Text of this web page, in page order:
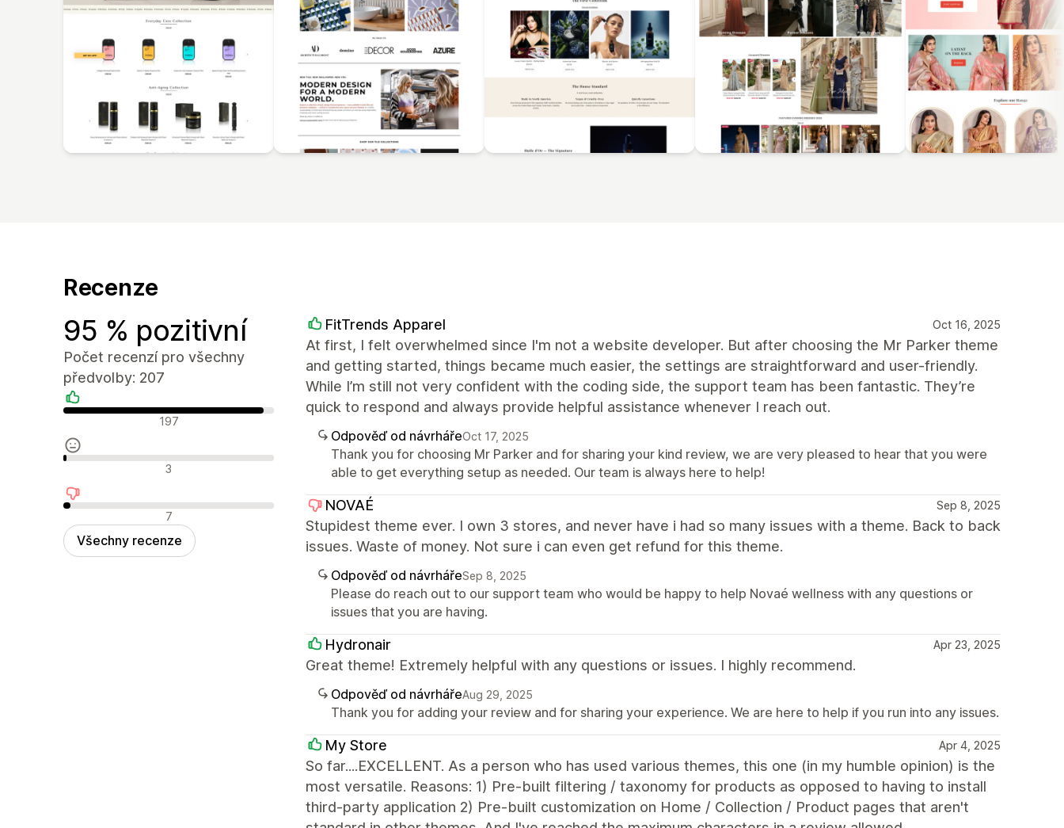
Recenze
95 % pozitivní
Počet recenzí pro všechny
předvolby: 207
Pozitivní recenze197
Neutrální recenze3
Negativní recenze7
Všechny recenze
FitTrends Apparel Oct 16, 2025
At first, I felt overwhelmed since I'm not a website developer. But after choosing the Mr Parker theme
and getting started, things became much easier, the settings are straightforward and user-friendly.
While I’m still not very confident with the coding side, the support team has been fantastic. They’re
quick to respond and always provide helpful assistance whenever I reach out.
Odpověď od návrhářeOct 17, 2025
Thank you for choosing Mr Parker and for sharing your kind review, we are very pleased to hear that you were
able to get everything setup as needed. Our team is always here to help!
NOVAÉ Sep 8, 2025
Stupidest theme ever. I own 3 stores, and never have i had so many issues with a theme. Back to back
issues. Waste of money. Not sure i can even get refund for this theme.
Odpověď od návrhářeSep 8, 2025
Please do reach out to our support team who would be happy to help Novaé wellness with any questions or
issues that you are having.
Hydronair Apr 23, 2025
Great theme! Extremely helpful with any questions or issues. I highly recommend.
Odpověď od návrhářeAug 29, 2025
Thank you for adding your review and for sharing your experience. We are here to help if you run into any issues.
My Store Apr 4, 2025
So far....EXCELLENT. As a person who has used various themes, this one (in my humble opinion) is the
most versatile. Reasons: 1) Pre-built filtering / taxonomy for products as opposed to having to install
third-party application 2) Pre-built customization on Home / Collection / Product pages that aren't